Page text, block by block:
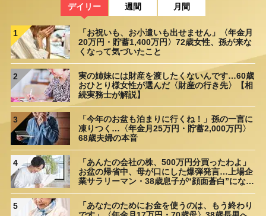
デイリー 週間 月間
1
「お祝いも、お小遣いも出せません」〈年金月
20万円・貯蓄1,400万円〉72歳女性、孫が来な
くなって気づいたこと
2
実の姉妹には財産を渡したくないんです…60歳
おひとり様女性が選んだ〈財産の行き先〉【相
続実務士が解説】
3
「今年のお盆も泊まりに行くね！」孫の一言に
凍りつく…〈年金月25万円・貯蓄2,000万円〉
68歳夫婦の本音
4
「あんたの会社の株、500万円分買ったわよ」
お盆の帰省中、母が口にした爆弾発言…上場企
業サラリーマン・38歳息子が“顔面蒼白”になっ
5
「あなたのためにお金を使うのは、もう終わり